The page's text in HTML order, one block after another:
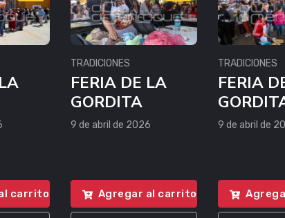
carrito
TRADICIONES
FERIA DE LA
GORDITA
9 de abril de 2026
Agregar al carrito
TRADICIONES
FERIA
9 de abril de